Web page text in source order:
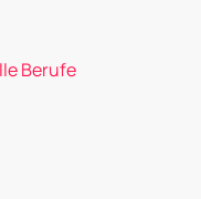
Berufe